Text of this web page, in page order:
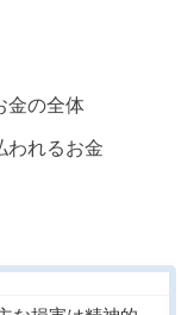
金の全体
われるお金